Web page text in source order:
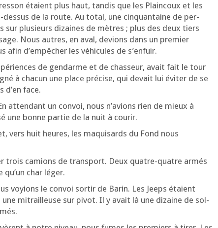
étaient plus haut, tan­dis que les Plain­coux et les
des­sus de la route. Au total, une cin­quan­taine de per­
sur plu­sieurs dizaines de mètres ; plus des deux tiers
Nous autres, en aval, devions dans un pre­mier
afin d’empêcher les véhi­cules de s’enfuir.
de gen­darme et de chas­seur, avait fait le tour
à cha­cun une place pré­cise, qui devait lui évi­ter de se
d’en face.
atten­dant un convoi, nous n’a­vions rien de mieux à
une bonne par­tie de la nuit à courir.
vers huit heures, les maqui­sards du Fond nous
trois camions de trans­port. Deux quatre-quatre armés
char léger.
voyions le convoi sor­tir de Barin. Les Jeeps étaient
mitrailleuse sur pivot. Il y avait là une dizaine de sol­